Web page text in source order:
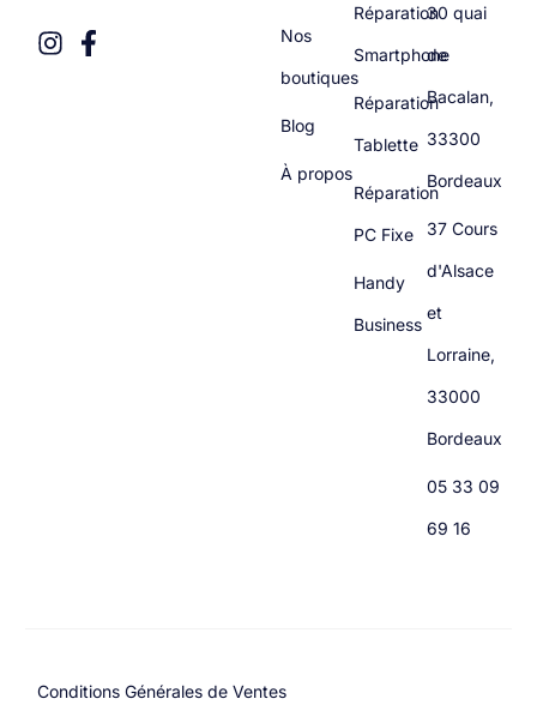
Nos
boutiques
Blog
À propos
Réparation
Smartphone
Réparation
Tablette
Réparation
PC Fixe
Handy
Business
30 quai
de
Bacalan,
33300
Bordeaux
37 Cours
d'Alsace
et
Lorraine,
33000
Bordeaux
05 33 09
69 16
Conditions Générales de Ventes